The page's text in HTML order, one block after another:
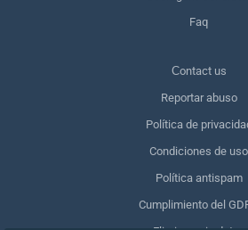
Faq
Сontact us
Reportar abuso
Política de
Condiciones de uso
Política antispam
Cumplimiento del